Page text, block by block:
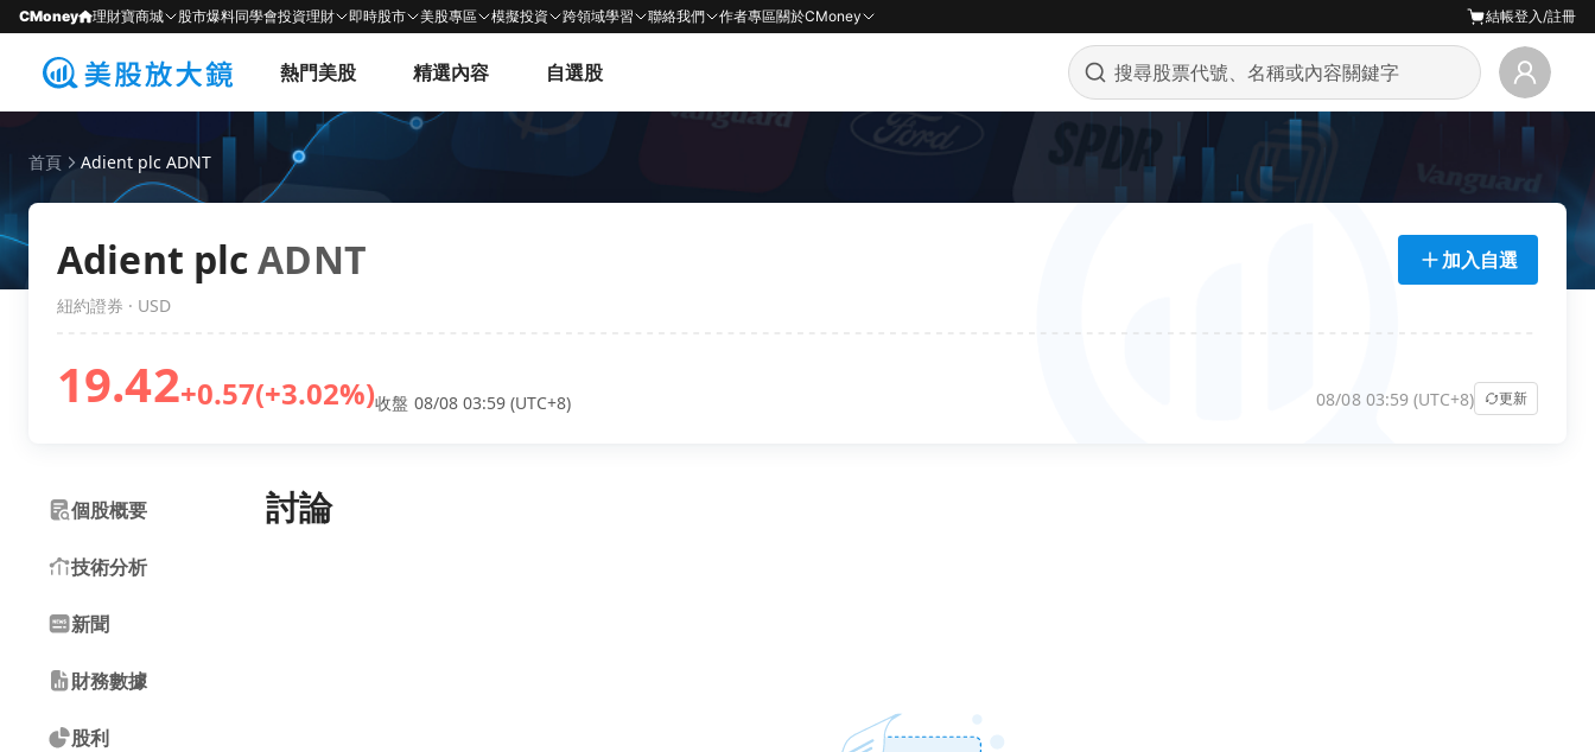
CMoney 理財寶商城 股市爆料同學會投資理財 即時股市 美股專區 模擬投資 跨領域學習 聯絡我們 作者專區關於CMoney 結帳登入/註冊
熱門美股 精選內容 自選股
首頁 Adient plc ADNT
Adient plcADNT 加入自選
紐約證券 · USD
19.42+0.57(+3.02%)收盤 08/08 03:59 (UTC+8) 08/08 03:59 (UTC+8) 更新
個股概要
技術分析
新聞
財務數據
股利
討論